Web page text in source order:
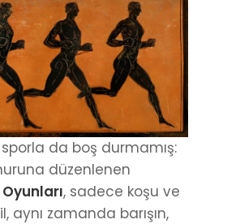
sporla da boş durmamış:
düzenlenen
, sadece koşu ve
aynı zamanda barışın,